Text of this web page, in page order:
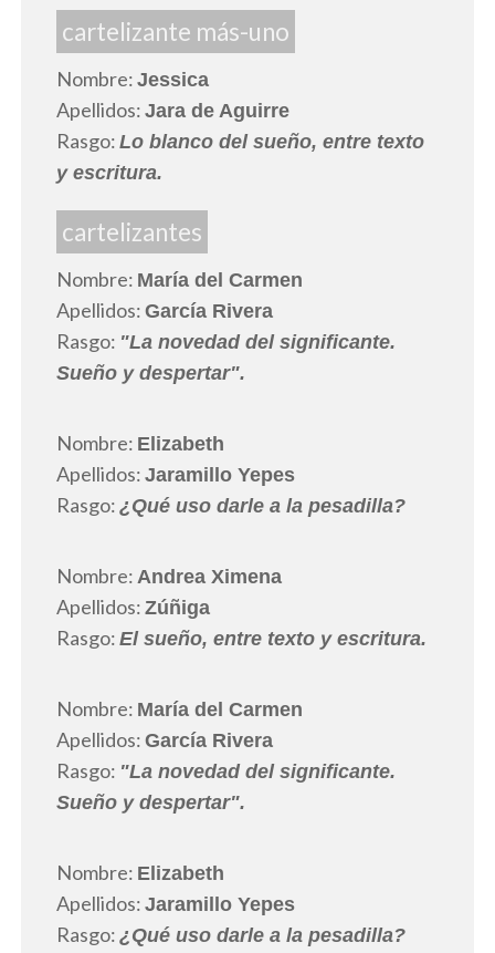
cartelizante más-uno
Nombre: Jessica
Apellidos: Jara de Aguirre
Rasgo: Lo blanco del sueño, entre texto
y escritura.
cartelizantes
Nombre: María del Carmen
Apellidos: García Rivera
Rasgo: "La novedad del significante.
Sueño y despertar".
Nombre: Elizabeth
Apellidos: Jaramillo Yepes
Rasgo: ¿Qué uso darle a la pesadilla?
Nombre: Andrea Ximena
Apellidos: Zúñiga
Rasgo: El sueño, entre texto y escritura.
Nombre: María del Carmen
Apellidos: García Rivera
Rasgo: "La novedad del significante.
Sueño y despertar".
Nombre: Elizabeth
Apellidos: Jaramillo Yepes
Rasgo: ¿Qué uso darle a la pesadilla?